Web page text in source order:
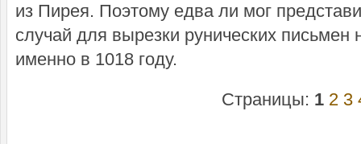
из Пирея. Поэтому едва ли мог
случай для вырезки рунических письмен
именно в 1018 году.
Страницы: 1 2 3